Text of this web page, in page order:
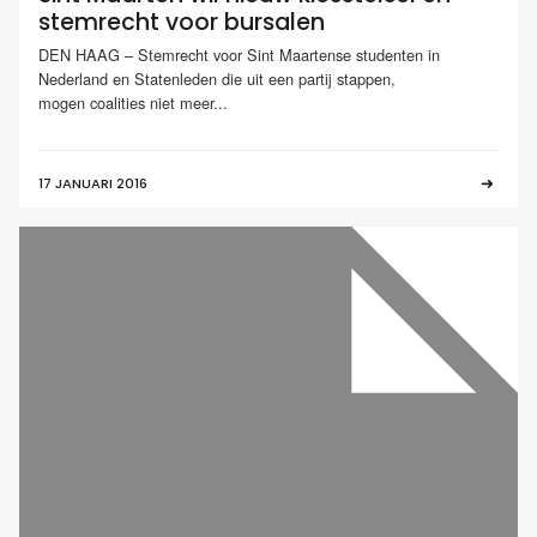
stemrecht voor bursalen
DEN HAAG – Stemrecht voor Sint Maartense studenten in
Nederland en Statenleden die uit een partij stappen,
mogen coalities niet meer...
17 JANUARI 2016